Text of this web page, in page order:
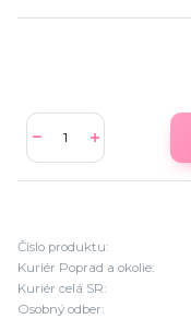
Číslo produktu:
Kuriér Poprad a okolie:
Kuriér celá SR:
Osobný odber: